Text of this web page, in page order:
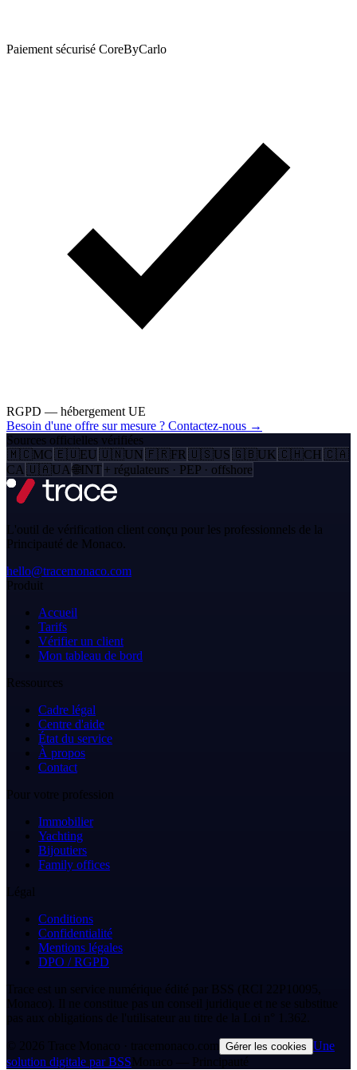
Paiement sécurisé CoreByCarlo
RGPD — hébergement UE
Besoin d'une offre sur mesure ? Contactez-nous →
Sources officielles vérifiées
🇲🇨MC🇪🇺EU🇺🇳UN🇫🇷FR🇺🇸US🇬🇧UK🇨🇭CH 🇨🇦
CA🇺🇦UA🌐INT + régulateurs · PEP · offshore
L'outil de vérification client conçu pour les professionnels de la
Principauté de Monaco.
hello@tracemonaco.com
Produit
Accueil
Tarifs
Vérifier un client
Mon tableau de bord
Ressources
Cadre légal
Centre d'aide
État du service
À propos
Contact
Pour votre profession
Immobilier
Yachting
Bijoutiers
Family offices
Légal
Conditions
Confidentialité
Mentions légales
DPO / RGPD
Trace est un service numérique édité par BSS (RCI 22P10095,
Monaco). Il ne constitue pas un conseil juridique et ne se substitue
pas aux obligations de l'utilisateur au titre de la Loi n° 1.362.
© 2026 Trace Monaco · tracemonaco.com Gérer les cookies Une
solution digitale par BSSMonaco — Principauté